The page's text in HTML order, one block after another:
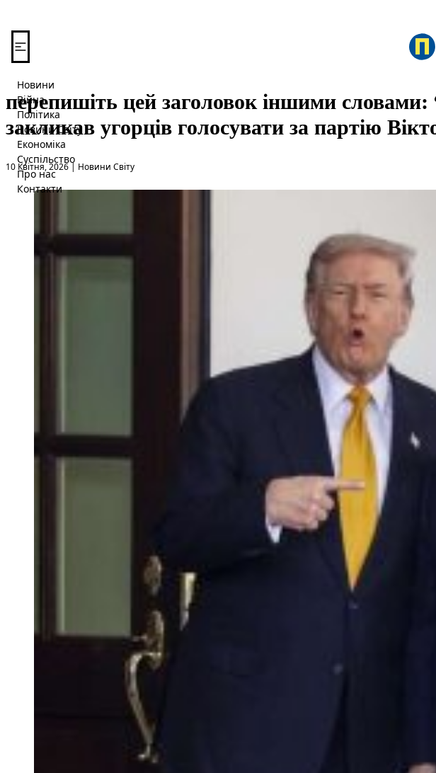
Новини
Війна
Політика
Новини Світу
Економіка
Суспільство
Про нас
Контакти
перепишіть цей заголовок іншими
закликав угорців голосувати за партію
10 Квітня, 2026|
Опубліковано вНовини Світу